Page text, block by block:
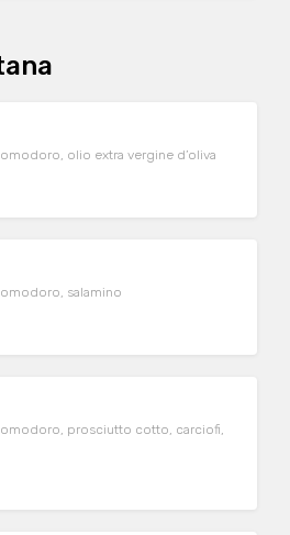
olio extra vergine d’oliva
salamino
prosciutto cotto, carciofi,